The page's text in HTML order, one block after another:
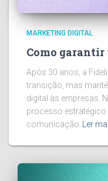
MARKETING DIGITAL
Como
Após 30 anos, a
transição, mas
digital às empresas.
processo estratégico
comunicação Ler